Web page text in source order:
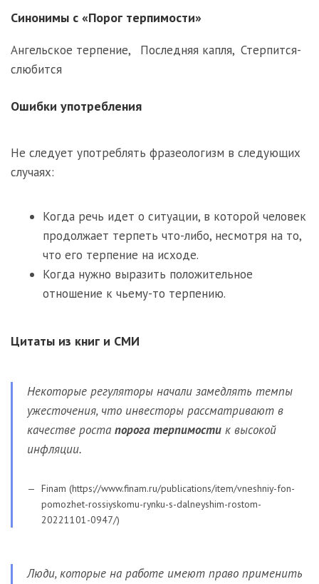
Синонимы с «Порог терпимости»
Ангельское терпение, Последняя капля, Стерпится-
слюбится
Ошибки употребления
Не следует употреблять фразеологизм в следующих
случаях:
Когда речь идет о ситуации, в которой человек
продолжает терпеть что-либо, несмотря на то,
что его терпение на исходе.
Когда нужно выразить положительное
отношение к чьему-то терпению.
Цитаты из книг и СМИ
Некоторые регуляторы начали замедлять темпы
ужесточения, что инвесторы рассматривают в
качестве роста порога терпимости к высокой
инфляции.
Finam (https://www.finam.ru/publications/item/vneshniy-fon-
pomozhet-rossiyskomu-rynku-s-dalneyshim-rostom-
20221101-0947/)
Люди, которые на работе имеют право применить